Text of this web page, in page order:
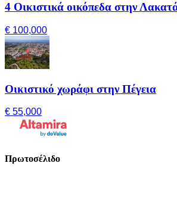
4 Οικιστικά οικόπεδα στην
€ 100,000
Οικιστικό χωράφι στην Πέγεια
€ 55,000
Πρωτοσέλιδο